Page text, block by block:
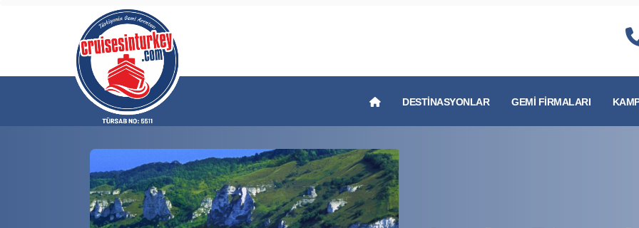
DESTINASYONLAR GEMI FIRMALARI